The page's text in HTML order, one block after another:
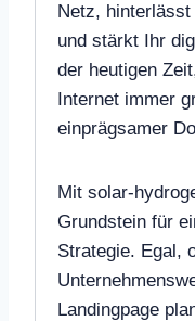
Netz,
und stärkt Ihr
der heutigen
Internet immer
einprägsamer
Mit solar-
Grundstein für
Strategie. Egal,
Landingpage